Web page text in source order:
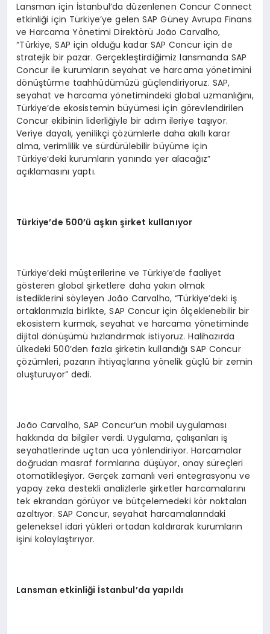
Lansman için İstanbul’da düzenlenen Concur Connect
etkinliği için Türkiye’ye gelen SAP Güney Avrupa Finans
ve Harcama Yönetimi Direktörü João Carvalho,
“Türkiye, SAP için olduğu kadar SAP Concur için de
stratejik bir pazar. Gerçekleştirdiğimiz lansmanda SAP
Concur ile kurumların seyahat ve harcama yönetimini
dönüştürme taahhüdümüzü güçlendiriyoruz. SAP,
seyahat ve harcama yönetimindeki global uzmanlığını,
Türkiye’de ekosistemin büyümesi için görevlendirilen
Concur ekibinin liderliğiyle bir adım ileriye taşıyor.
Veriye dayalı, yenilikçi çözümlerle daha akıllı karar
alma, verimlilik ve sürdürülebilir büyüme için
Türkiye’deki kurumların yanında yer alacağız”
açıklamasını yaptı.
Türkiye’de 500’ü aşkın şirket kullanıyor
Türkiye’deki müşterilerine ve Türkiye’de faaliyet
gösteren global şirketlere daha yakın olmak
istediklerini söyleyen João Carvalho, “Türkiye’deki iş
ortaklarımızla birlikte, SAP Concur için ölçeklenebilir bir
ekosistem kurmak, seyahat ve harcama yönetiminde
dijital dönüşümü hızlandırmak istiyoruz. Halihazırda
ülkedeki 500’den fazla şirketin kullandığı SAP Concur
çözümleri, pazarın ihtiyaçlarına yönelik güçlü bir zemin
oluşturuyor” dedi.
João Carvalho, SAP Concur’un mobil uygulaması
hakkında da bilgiler verdi. Uygulama, çalışanları iş
seyahatlerinde uçtan uca yönlendiriyor. Harcamalar
doğrudan masraf formlarına düşüyor, onay süreçleri
otomatikleşiyor. Gerçek zamanlı veri entegrasyonu ve
yapay zeka destekli analizlerle şirketler harcamalarını
tek ekrandan görüyor ve bütçelemedeki kör noktaları
azaltıyor. SAP Concur, seyahat harcamalarındaki
geleneksel idari yükleri ortadan kaldırarak kurumların
işini kolaylaştırıyor.
Lansman etkinliği İstanbul’da yapıldı